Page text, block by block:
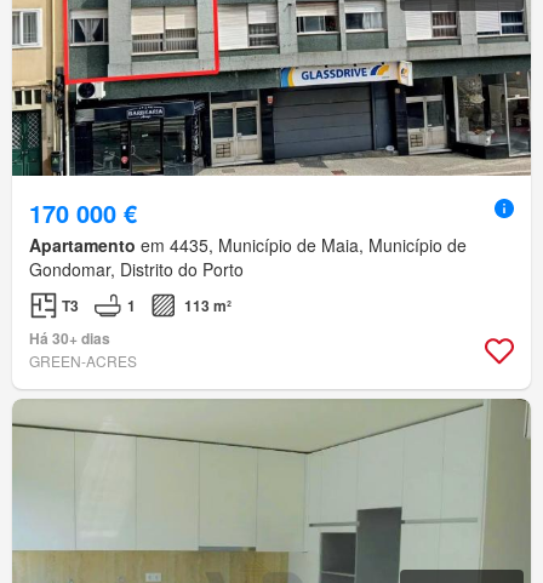
170 000 €
Apartamento em 4435, Município de Maia, Município de
Gondomar, Distrito do Porto
T3 1
113 m²
Há 30+ dias
GREEN-ACRES